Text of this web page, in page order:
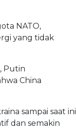
NATO,
yang tidak
Putin
China
sampai saat ini
dan semakin